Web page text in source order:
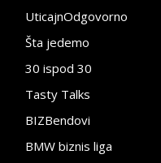
UticajnOdgovorno
Šta jedemo
30 ispod 30
Tasty Talks
BIZBendovi
BMW biznis liga